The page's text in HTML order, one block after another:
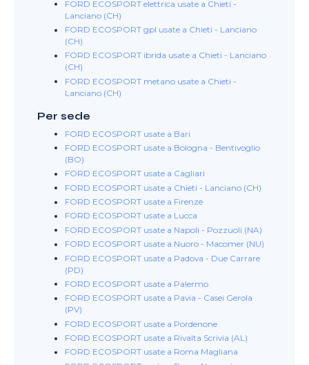
FORD ECOSPORT elettrica usate a Chieti -
Lanciano (CH)
FORD ECOSPORT gpl usate a Chieti - Lanciano
(CH)
FORD ECOSPORT ibrida usate a Chieti - Lanciano
(CH)
FORD ECOSPORT metano usate a Chieti -
Lanciano (CH)
Per sede
FORD ECOSPORT usate a Bari
FORD ECOSPORT usate a Bologna - Bentivoglio
(BO)
FORD ECOSPORT usate a Cagliari
FORD ECOSPORT usate a Chieti - Lanciano (CH)
FORD ECOSPORT usate a Firenze
FORD ECOSPORT usate a Lucca
FORD ECOSPORT usate a Napoli - Pozzuoli (NA)
FORD ECOSPORT usate a Nuoro - Macomer (NU)
FORD ECOSPORT usate a Padova - Due Carrare
(PD)
FORD ECOSPORT usate a Palermo
FORD ECOSPORT usate a Pavia - Casei Gerola
(PV)
FORD ECOSPORT usate a Pordenone
FORD ECOSPORT usate a Rivalta Scrivia (AL)
FORD ECOSPORT usate a Roma Magliana